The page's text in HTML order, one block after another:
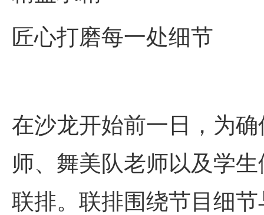
匠心打磨每一处细节
在沙龙开始前一日，为
师、舞美队老师以及学
联排。联排围绕节目细